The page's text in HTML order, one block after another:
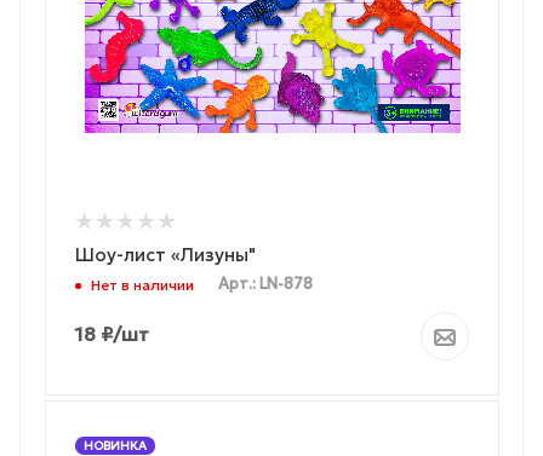
Шоу-лист «Лизуны"
Нет в наличии Арт.: LN-878
18 ₽/шт
НОВИНКА